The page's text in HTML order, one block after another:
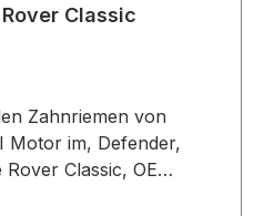
Classic
Zahnriemen von
Motor im, Defender,
Classic, OE